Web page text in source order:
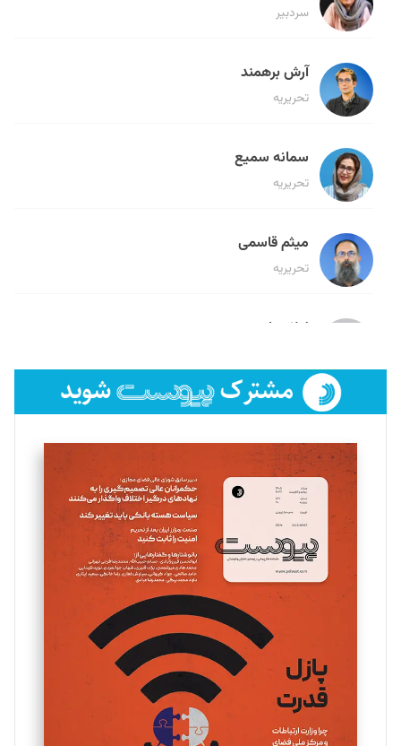
سردبیر
آرش برهمند
تحریریه
سمانه سمیع
تحریریه
میثم قاسمی
تحریریه
لیلا حنارود
فائزه فتحی رستمی
تحریریه
سروش کرمیان
تحریریه
مینا پاکدل
یسنا امان‌پور
تحریریه